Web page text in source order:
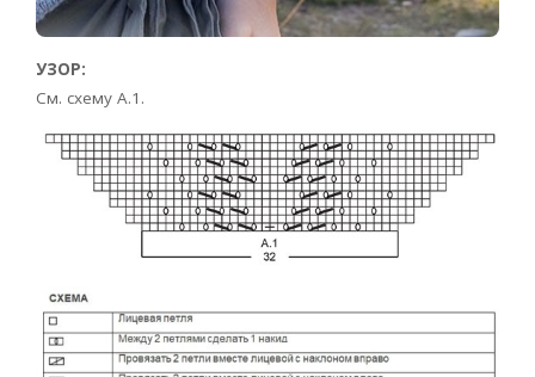
УЗОР:
См. схему A.1.